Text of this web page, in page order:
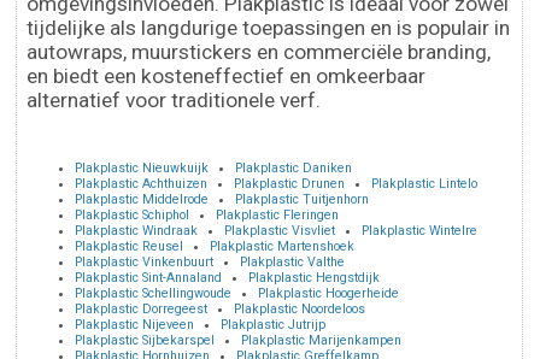
tijdelijke als langdurige toepassingen en is populair in
autowraps, muurstickers en commerciële branding,
en biedt een kosteneffectief en omkeerbaar
alternatief voor traditionele verf.
Plakplastic Nieuwkuijk
Plakplastic Daniken
Plakplastic Achthuizen
Plakplastic Drunen
Plakplastic Lintelo
Plakplastic Middelrode
Plakplastic Tuitjenhorn
Plakplastic Schiphol
Plakplastic Fleringen
Plakplastic Windraak
Plakplastic Visvliet
Plakplastic Wintelre
Plakplastic Reusel
Plakplastic Martenshoek
Plakplastic Vinkenbuurt
Plakplastic Valthe
Plakplastic Sint-Annaland
Plakplastic Hengstdijk
Plakplastic Schellingwoude
Plakplastic Hoogerheide
Plakplastic Dorregeest
Plakplastic Noordeloos
Plakplastic Nijeveen
Plakplastic Jutrijp
Plakplastic Sijbekarspel
Plakplastic Marijenkampen